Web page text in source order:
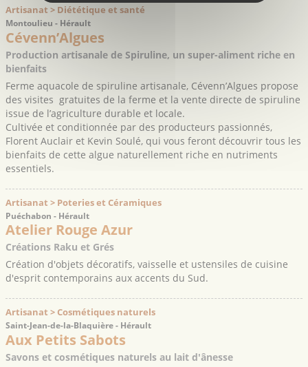
Artisanat > Diététique et santé
Montoulieu - Hérault
Cévenn’Algues
Production artisanale de Spiruline, un super-aliment riche en
bienfaits
Ferme aquacole de spiruline artisanale, Cévenn’Algues propose
des visites gratuites de la ferme et la vente directe de spiruline
issue de l’agriculture durable et locale.
Cultivée et conditionnée par des producteurs passionnés,
Florent Auclair et Kevin Soulé, qui vous feront découvrir tous les
bienfaits de cette algue naturellement riche en nutriments
essentiels.
Artisanat > Poteries et Céramiques
Puéchabon - Hérault
Atelier Rouge Azur
Créations Raku et Grés
Création d'objets décoratifs, vaisselle et ustensiles de cuisine
d'esprit contemporains aux accents du Sud.
Artisanat > Cosmétiques naturels
Saint-Jean-de-la-Blaquière - Hérault
Aux Petits Sabots
Savons et cosmétiques naturels au lait d'ânesse